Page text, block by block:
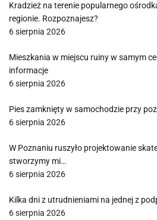
Kradzież na terenie popularnego
regionie. Rozpoznajesz?
6 sierpnia 2026
Mieszkania w miejscu ruiny w samym
informacje
6 sierpnia 2026
Pies zamknięty w samochodzie przy
6 sierpnia 2026
W Poznaniu ruszyło projektowanie
stworzymy mi…
6 sierpnia 2026
Kilka dni z utrudnieniami na jednej z
6 sierpnia 2026